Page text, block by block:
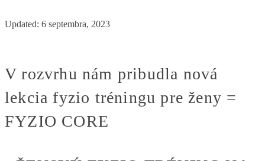
Updated: 6 septembra, 2023
V rozvrhu nám pribudla nová
lekcia fyzio tréningu pre ženy =
FYZIO CORE